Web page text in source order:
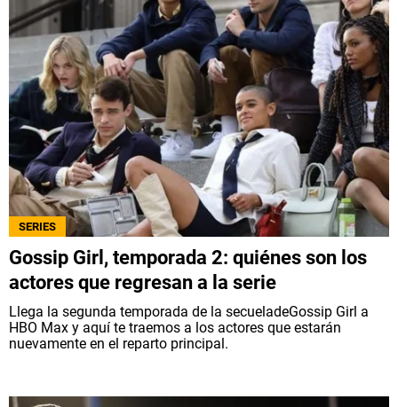
SERIES
Gossip Girl, temporada 2: quiénes son los
actores que regresan a la serie
Llega la segunda temporada de la secueladeGossip Girl a
HBO Max y aquí te traemos a los actores que estarán
nuevamente en el reparto principal.